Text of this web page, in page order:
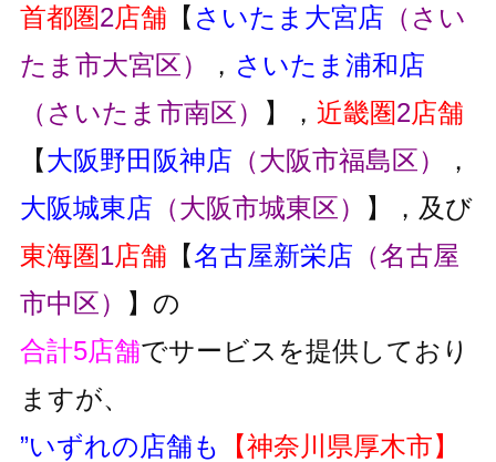
首都圏2店舗 【 さいたま大宮店 （さい
たま市大宮区）
， さいたま浦和店
（さいたま市南区）
】， 近畿圏2店舗
【大阪野田阪神店 （大阪市福島区）
，
大阪城東店 （大阪市城東区）
】，及び
東海圏1店舗 【名古屋新栄店 （名古屋
市中区）
】の
合計5店舗でサービスを提供しており
ますが、
”いずれの店舗も
【神奈川県厚木市】